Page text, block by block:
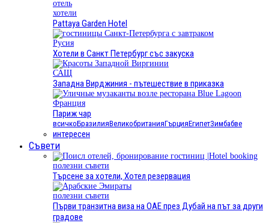
хотели
Pattaya Garden Hotel
Русия
Хотели в Санкт Петербург със закуска
САЩ
Западна Вирджиния - пътешествие в приказка
Франция
Париж чар
всичкоБразилияВеликобританияГърцияЕгипетЗимбабве
интересен
Съвети
полезни съвети
Търсене за хотели, Хотел резервация
полезни съвети
Първи транзитна виза на ОАЕ през Дубай на път за други
градове